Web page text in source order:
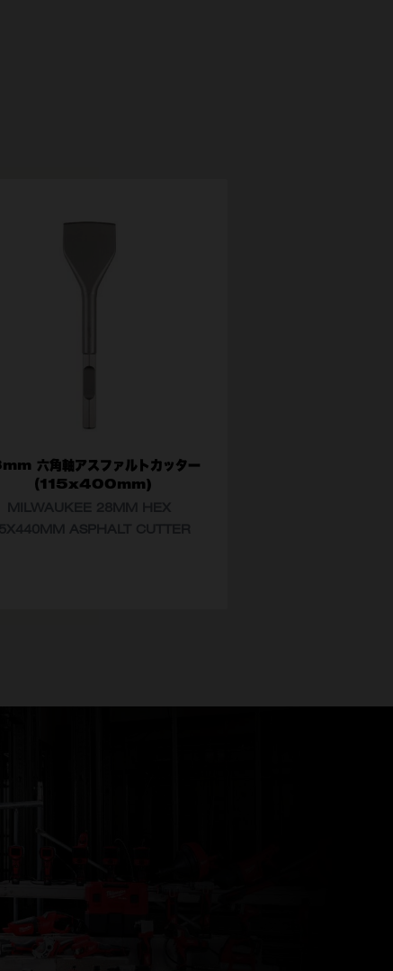
六角軸アスファルトカッター
（115x400mm)